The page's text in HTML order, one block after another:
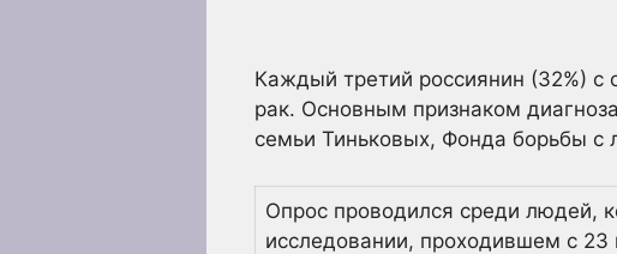
Каждый третий россиянин (32%) с
рак. Основным признаком
семьи Тиньковых, Фонда борьбы с
Опрос проводился среди людей,
исследовании, проходившем с 23